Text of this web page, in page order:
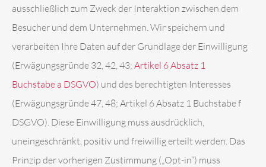
ausschließlich zum Zweck der Interaktion zwischen dem
Besucher und dem Unternehmen. Wir speichern und
verarbeiten Ihre Daten auf der Grundlage der Einwilligung
(Erwägungsgründe 32, 42, 43; Artikel 6 Absatz 1
Buchstabe a DSGVO) und des berechtigten Interesses
(Erwägungsgründe 47, 48; Artikel 6 Absatz 1 Buchstabe f
DSGVO). Diese Einwilligung muss ausdrücklich,
uneingeschränkt, positiv und freiwillig erteilt werden. Das
Prinzip der vorherigen Zustimmung („Opt-in“) muss